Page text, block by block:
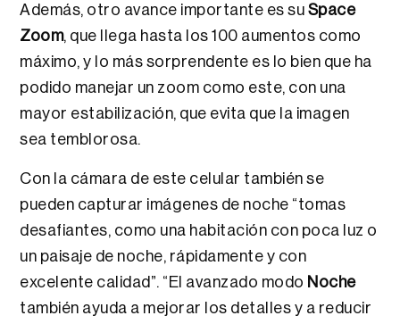
Además, otro avance importante es su Space
Zoom, que llega hasta los 100 aumentos como
máximo, y lo más sorprendente es lo bien que ha
podido manejar un zoom como este, con una
mayor estabilización, que evita que la imagen
sea temblorosa.
Con la cámara de este celular también se
pueden capturar imágenes de noche “tomas
desafiantes, como una habitación con poca luz o
un paisaje de noche, rápidamente y con
excelente calidad”. “El avanzado modo Noche
también ayuda a mejorar los detalles y a reducir